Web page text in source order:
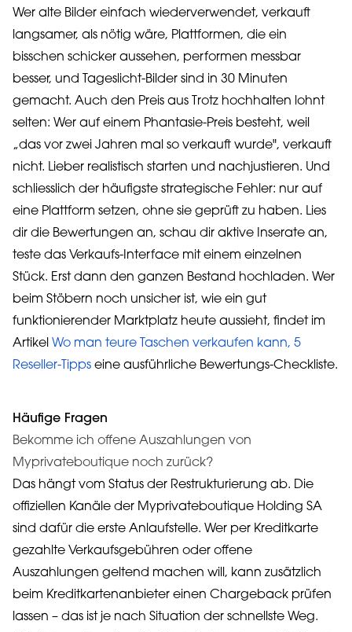
Wer alte Bilder einfach wiederverwendet, verkauft
langsamer, als nötig wäre, Plattformen, die ein
bisschen schicker aussehen, performen messbar
besser, und Tageslicht-Bilder sind in 30 Minuten
gemacht. Auch den Preis aus Trotz hochhalten lohnt
selten: Wer auf einem Phantasie-Preis besteht, weil
„das vor zwei Jahren mal so verkauft wurde", verkauft
nicht. Lieber realistisch starten und nachjustieren. Und
schliesslich der häufigste strategische Fehler: nur auf
eine Plattform setzen, ohne sie geprüft zu haben. Lies
dir die Bewertungen an, schau dir aktive Inserate an,
teste das Verkaufs-Interface mit einem einzelnen
Stück. Erst dann den ganzen Bestand hochladen. Wer
beim Stöbern noch unsicher ist, wie ein gut
funktionierender Marktplatz heute aussieht, findet im
Artikel Wo man teure Taschen verkaufen kann, 5
Reseller-Tipps eine ausführliche Bewertungs-Checkliste.
Häufige Fragen
Bekomme ich offene Auszahlungen von
Myprivateboutique noch zurück?
Das hängt vom Status der Restrukturierung ab. Die
offiziellen Kanäle der Myprivateboutique Holding SA
sind dafür die erste Anlaufstelle. Wer per Kreditkarte
gezahlte Verkaufsgebühren oder offene
Auszahlungen geltend machen will, kann zusätzlich
beim Kreditkartenanbieter einen Chargeback prüfen
lassen – das ist je nach Situation der schnellste Weg.